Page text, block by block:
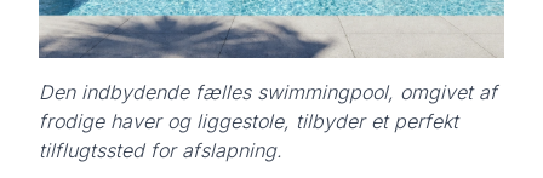
Den indbydende fælles swimmingpool, omgivet af
frodige haver og liggestole, tilbyder et perfekt
tilflugtssted for afslapning.